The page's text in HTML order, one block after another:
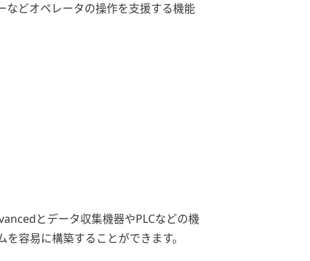
などオペレータの操作を支援する機能
とデータ収集機器やPLCなどの機
容易に構築することができます。